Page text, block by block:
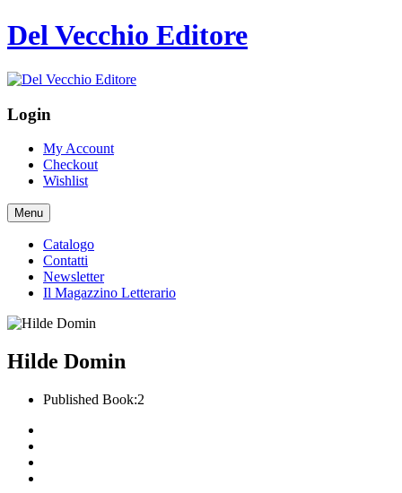
Del Vecchio Editore
Login
My Account
Checkout
Wishlist
Menu
Catalogo
Contatti
Newsletter
Il Magazzino Letterario
Hilde Domin
Published Book:2